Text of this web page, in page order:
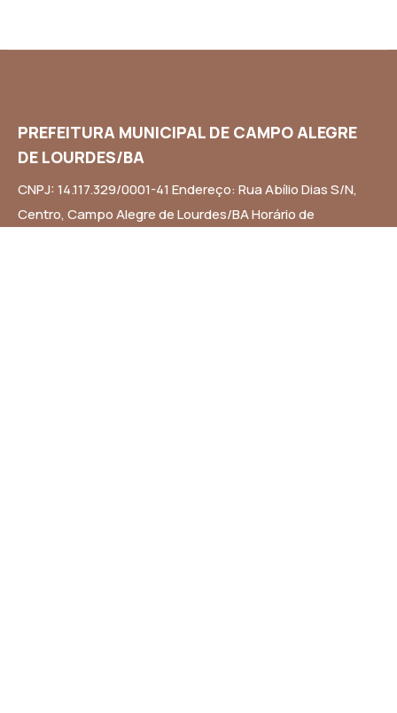
PREFEITURA MUNICIPAL DE CAMPO ALEGRE
DE LOURDES/BA
CNPJ: 14.117.329/0001-41 Endereço: Rua Abílio Dias S/N,
Centro, Campo Alegre de Lourdes/BA Horário de